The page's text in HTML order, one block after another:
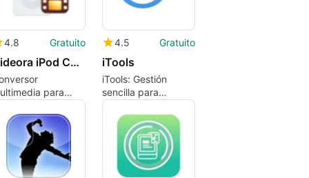
4.8 Gratuito
Videora iPod Converter
para
Apple
4.5 Gratuito
iTools
iTools: Gestión
sencilla para
dispositivos iOS